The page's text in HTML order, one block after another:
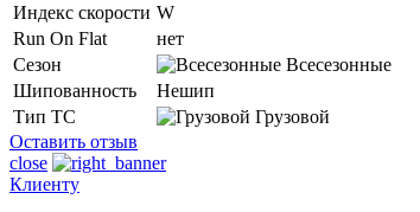
Индекс скорости W
Run On Flat
нет
Сезон
Всесезонные
Шипованность
Нешип
Тип ТС
Грузовой
Оставить отзыв
close
Клиенту